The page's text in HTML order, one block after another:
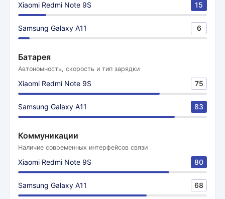
Xiaomi Redmi Note 9S 15
Samsung Galaxy A11 6
Батарея
Автономность, скорость и тип зарядки
Xiaomi Redmi Note 9S 75
Samsung Galaxy A11 83
Коммуникации
Наличие современных интерфейсов связи
Xiaomi Redmi Note 9S 80
Samsung Galaxy A11 68